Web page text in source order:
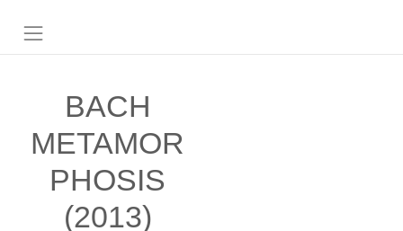
BACH
METAMOR
PHOSIS
(2013)